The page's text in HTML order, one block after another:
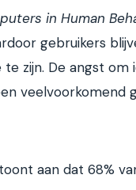
in Human
gebruikers
zijn. De angst om
veelvoorkomend
aan dat 68%